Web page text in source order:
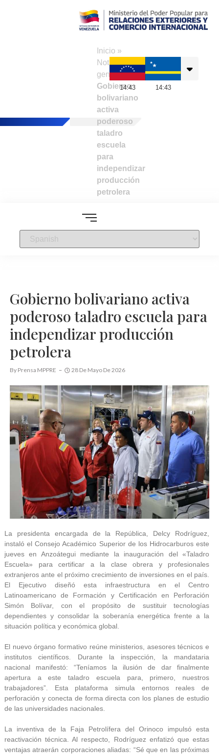
Inicio »
Noticias
generales»
Gobierno
bolivariano
activa
poderoso
taladro
escuela
para
independizar
producción
petrolera
14:43 14:43
Gobierno bolivariano activa
poderoso taladro escuela para
independizar producción
petrolera
By Prensa MPPRE 28 De Mayo De 2026
La presidenta encargada de la República, Delcy Rodríguez,
instaló el Consejo Académico Superior de los Hidrocarburos este
jueves en Anzoátegui mediante la inauguración del «Taladro
Escuela» para certificar a la clase obrera y profesionales
extranjeros ante el próximo crecimiento de inversiones en el país.
El Ejecutivo diseñó esta infraestructura en el Centro
Latinoamericano de Formación y Certificación en Perforación
Simón Bolívar, con el propósito de sustituir tecnologías
dependientes y consolidar la soberanía energética frente a la
situación política y económica global.
El nuevo órgano formativo reúne ministerios, asesores técnicos e
institutos científicos. Durante la inspección, la mandataria
nacional manifestó: “Teníamos la ilusión de dar finalmente
apertura a este taladro escuela para, primero, nuestros
trabajadores”. Esta plataforma simula entornos reales de
perforación y conecta de forma directa con los planes de estudio
de las universidades nacionales.
La inventiva de la Faja Petrolífera del Orinoco impulsó esta
reactivación técnica. Al respecto, Rodríguez enfatizó que estas
ventajas atraerán corporaciones aliadas: “Sé que en las próximas